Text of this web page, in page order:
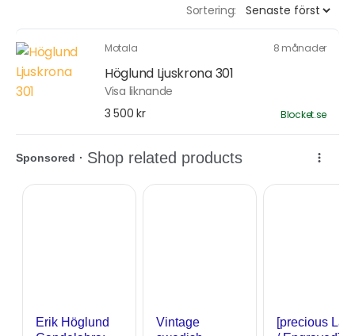
Sortering:
Motala 8 månader
Höglund Ljuskrona 301
Visa liknande
3 500 kr
Blocket.se